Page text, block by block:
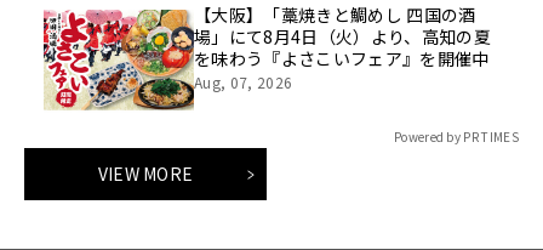
【大阪】「藁焼きと鯛めし 四国の酒
場」にて8月4日（火）より、高知の夏
を味わう『よさこいフェア』を開催中
Aug, 07, 2026
Powered by PR TIMES
VIEW MORE